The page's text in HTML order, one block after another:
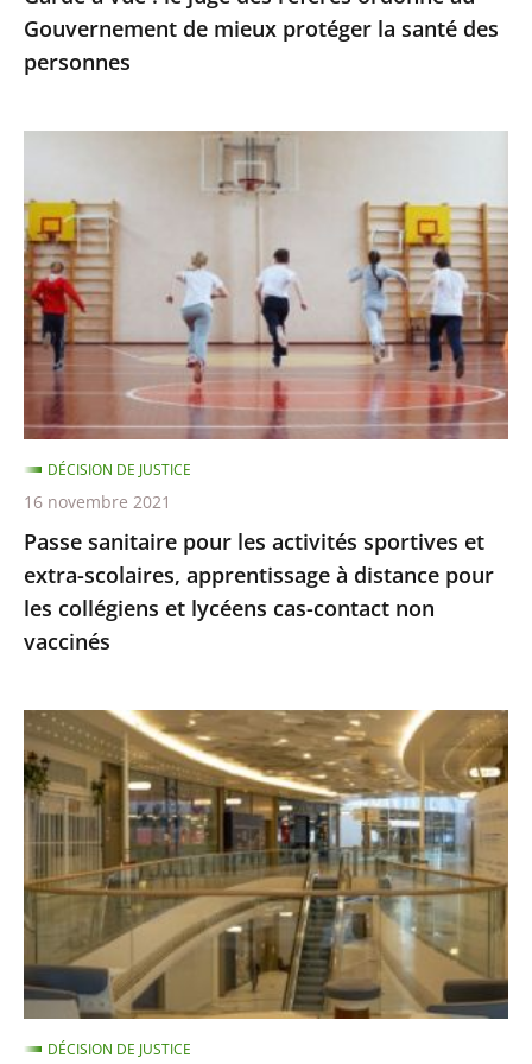
protéger
la
des
Gouvernement de mieux protéger la santé des
personnes
pour
les
activités
sportives
et
extra-
scolaires,
apprentissage
à
distance
pour
les
collégiens
et
cas-
contact
non
vaccinés
Passe sanitaire pour les activités sportives et
extra-scolaires, apprentissage à distance pour
les collégiens et lycéens cas-contact non
vaccinés
DÉCISION DE JUSTICE
16 novembre 2021
Centres
commerciaux
des
Alpes-
Maritimes
:
le
Conseil
d'État
ne
suspend
DÉCISION DE JUSTICE